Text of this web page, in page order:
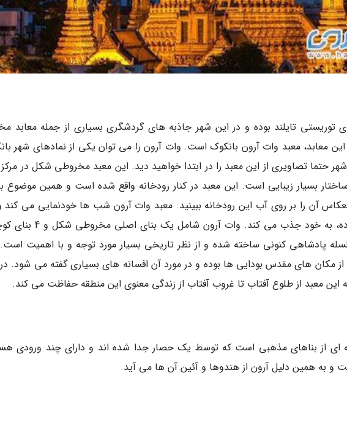
توریستی تایلند بوده و در این شهر جاذبه های گردشگری بسیاری از جمله معابد
این معابد، معبد وات آرون بانکوک است. وات آرون را می توان یکی از نمادهای شهر
حتما تصاویری از این معبد را در ابتدا خواهید دید. این معبد مخروطی شکل در
بسیار زیبایی است. این معبد در کنار رودخانه واقع شده است و همین موضوع
آن را بر روی آب این رودخانه ببینید. معبد وات آرون شب ها خودنمایی می
فردی را که از این منطقه گذر کرده، به خود جذب می کند. وات آرون
پادشاهی کنونی ساخته شده و از نظر تاریخی بسیار مورد توجه و با اهمیت
مکان های مقدس بودایی ها بوده و در مورد آن افسانه های بسیاری گفته می شود.
این معبد از طلوع آفتاب تا غروب آفتاب از زندگی معنوی این منطقه حفاظت می کند.
ای از بناهای مذهبی است که توسط یک حصار جدا شده اند و دارای چند ورودی
و به همین دلیل آرون از هندوها و آئین آن ها می آید.